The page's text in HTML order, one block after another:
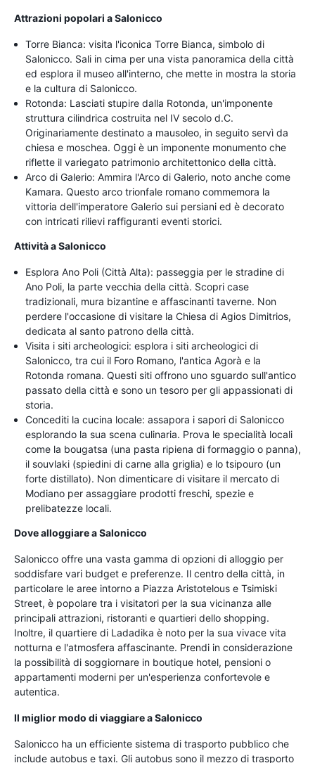
Attrazioni popolari a Salonicco
Torre Bianca: visita l'iconica Torre Bianca, simbolo di
Salonicco. Sali in cima per una vista panoramica della città
ed esplora il museo all'interno, che mette in mostra la storia
e la cultura di Salonicco.
Rotonda: Lasciati stupire dalla Rotonda, un'imponente
struttura cilindrica costruita nel IV secolo d.C.
Originariamente destinato a mausoleo, in seguito servì da
chiesa e moschea. Oggi è un imponente monumento che
riflette il variegato patrimonio architettonico della città.
Arco di Galerio: Ammira l'Arco di Galerio, noto anche come
Kamara. Questo arco trionfale romano commemora la
vittoria dell'imperatore Galerio sui persiani ed è decorato
con intricati rilievi raffiguranti eventi storici.
Attività a Salonicco
Esplora Ano Poli (Città Alta): passeggia per le stradine di
Ano Poli, la parte vecchia della città. Scopri case
tradizionali, mura bizantine e affascinanti taverne. Non
perdere l'occasione di visitare la Chiesa di Agios Dimitrios,
dedicata al santo patrono della città.
Visita i siti archeologici: esplora i siti archeologici di
Salonicco, tra cui il Foro Romano, l'antica Agorà e la
Rotonda romana. Questi siti offrono uno sguardo sull'antico
passato della città e sono un tesoro per gli appassionati di
storia.
Concediti la cucina locale: assapora i sapori di Salonicco
esplorando la sua scena culinaria. Prova le specialità locali
come la bougatsa (una pasta ripiena di formaggio o panna),
il souvlaki (spiedini di carne alla griglia) e lo tsipouro (un
forte distillato). Non dimenticare di visitare il mercato di
Modiano per assaggiare prodotti freschi, spezie e
prelibatezze locali.
Dove alloggiare a Salonicco
Salonicco offre una vasta gamma di opzioni di alloggio per
soddisfare vari budget e preferenze. Il centro della città, in
particolare le aree intorno a Piazza Aristotelous e Tsimiski
Street, è popolare tra i visitatori per la sua vicinanza alle
principali attrazioni, ristoranti e quartieri dello shopping.
Inoltre, il quartiere di Ladadika è noto per la sua vivace vita
notturna e l'atmosfera affascinante. Prendi in considerazione
la possibilità di soggiornare in boutique hotel, pensioni o
appartamenti moderni per un'esperienza confortevole e
autentica.
Il miglior modo di viaggiare a Salonicco
Salonicco ha un efficiente sistema di trasporto pubblico che
include autobus e taxi. Gli autobus sono il mezzo di trasporto